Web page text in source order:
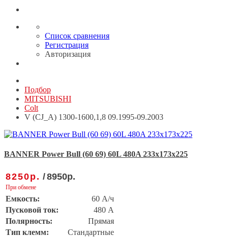
Список сравнения
Регистрация
Авторизация
Подбор
MITSUBISHI
Colt
V (CJ_A) 1300-1600,1,8 09.1995-09.2003
BANNER Power Bull (60 69) 60L 480A 233x173x225
8250р. /
При обмене
8950р.
Емкость:
60 А/ч
Пусковой ток:
480 А
Полярность:
Прямая
Тип клемм:
Стандартные